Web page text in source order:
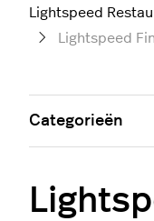
Lightspeed
Lightspeed
Categorieën